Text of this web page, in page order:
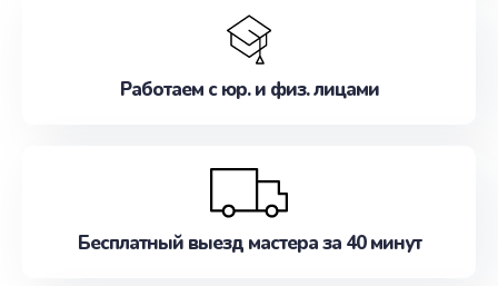
Работаем с юр. и физ. лицами
Бесплатный выезд мастера за 40 минут